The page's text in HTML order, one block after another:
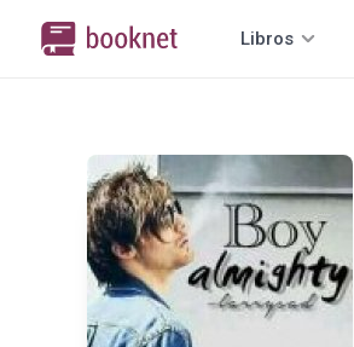
Libros